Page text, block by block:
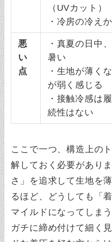
（UVカット）
・冷房の冷え
悪
い
点
・真夏の日中
暑い
・生地が薄く
が弱く感じる
・接触冷感は
続性はない
ここで一つ、構造上の
解しておく必要があり
さ」を追求して生地を
るほど、どうしても「
マイルドになってしま
ガチに締め付けて細く